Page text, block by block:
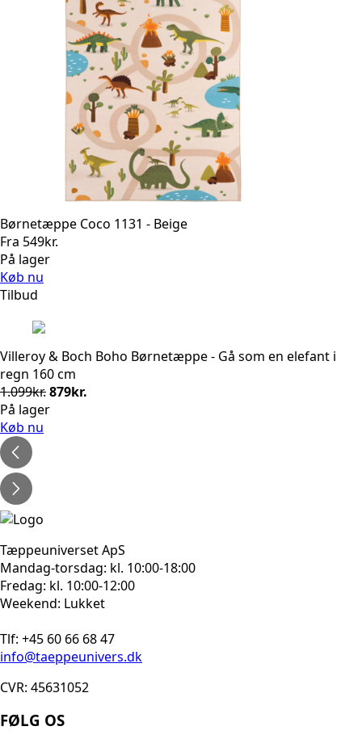
Børnetæppe Coco 1131 - Beige
Fra 549kr.
På lager
Køb nu
Tilbud
Villeroy & Boch Boho Børnetæppe - Gå som en elefant i
regn 160 cm
1.099kr.Den
oprindelige
879kr.
På lager
Køb nu
Tæppeuniverset ApS
Mandag-torsdag: kl. 10:00-18:00
Fredag: kl. 10:00-12:00
Weekend: Lukket
Tlf: +45 60 66 68 47
info@taeppeunivers.dk
CVR: 45631052
FØLG OS